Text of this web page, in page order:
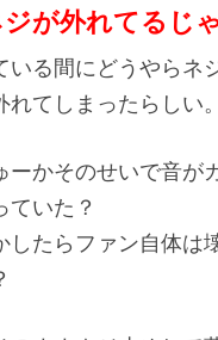
が外れてるじ
いる間にどうやらネ
れてしまったらしい。
ーかそのせいで音が
ていた？
したらファン自体は